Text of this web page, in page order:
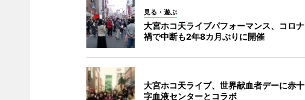
見る・遊ぶ
大宮ホコ天ライブパフォーマンス、コロナ
禍で中断も2年8カ月ぶりに開催
大宮ホコ天ライブ、世界献血者デーに赤十
字血液センターとコラボ